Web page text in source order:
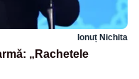
Ionuț Nichita
„Rachetele